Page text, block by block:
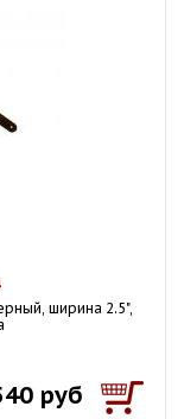
ширина 2.5",
руб